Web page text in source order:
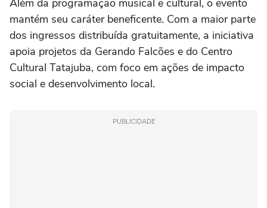
Além da programação musical e cultural, o evento
mantém seu caráter beneficente. Com a maior parte
dos ingressos distribuída gratuitamente, a iniciativa
apoia projetos da Gerando Falcões e do Centro
Cultural Tatajuba, com foco em ações de impacto
social e desenvolvimento local.
PUBLICIDADE